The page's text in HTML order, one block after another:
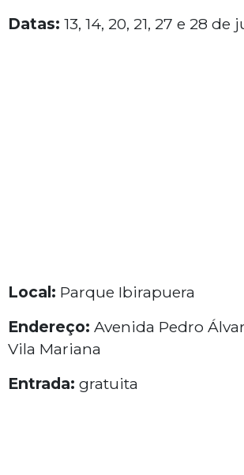
Datas: 13, 14, 20, 21, 27 e 28
Local: Parque Ibirapuera
Endereço: Avenida Pedro
Vila Mariana
Entrada: gratuita